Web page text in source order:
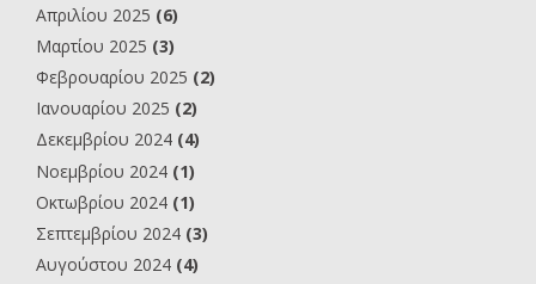
Απριλίου 2025 (6)
Μαρτίου 2025 (3)
Φεβρουαρίου 2025 (2)
Ιανουαρίου 2025 (2)
Δεκεμβρίου 2024 (4)
Νοεμβρίου 2024 (1)
Οκτωβρίου 2024 (1)
Σεπτεμβρίου 2024 (3)
Αυγούστου 2024 (4)